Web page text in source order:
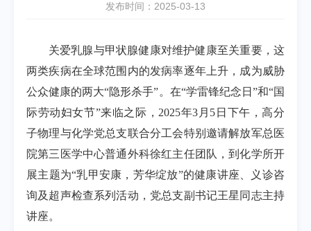
发布时间：2025-03-13
关爱乳腺与甲状腺健康对维护健康至关重要，这
两类疾病在全球范围内的发病率逐年上升，成为威胁
公众健康的两大“隐形杀手”。在“学雷锋纪念日”和“国
际劳动妇女节”来临之际，2025年3月5日下午，高分
子物理与化学党总支联合分工会特别邀请解放军总医
院第三医学中心普通外科徐红主任团队，到化学所开
展主题为“乳甲安康，芳华绽放”的健康讲座、义诊咨
询及超声检查系列活动，党总支副书记王星同志主持
讲座。